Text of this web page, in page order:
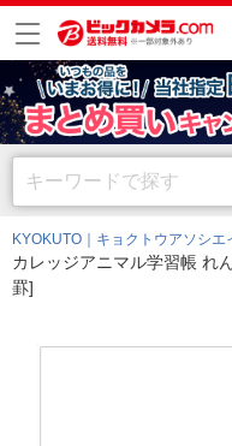
KYOKUTO｜キョクトウアソシエ
カレッジアニマル学習帳 れ
罫]